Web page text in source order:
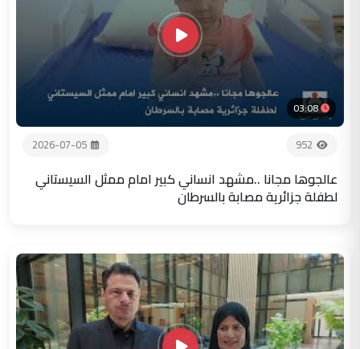
03:08
952
2026-07-05
عالجوها مجانا ..مشهد انساني كبير امام ممثل السيستاني
لطفلة جزائرية مصابة بالسرطان